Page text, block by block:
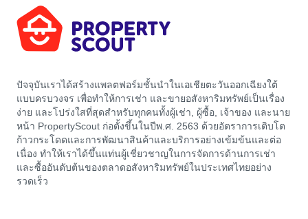
ปัจจุบันเราได้สร้างแพลตฟอร์มชั้นนำในเอเชียตะวันออกเฉียงใต้
แบบครบวงจร เพื่อทำให้การเช่า และขายอสังหาริมทรัพย์เป็นเรื่อง
ง่าย และโปร่งใสที่สุดสำหรับทุกคนทั้งผู้เช่า, ผู้ซื้อ, เจ้าของ และนาย
หน้า PropertyScout ก่อตั้งขึ้นในปีพ.ศ. 2563 ด้วยอัตราการเติบโต
ก้าวกระโดดและการพัฒนาสินค้าและบริการอย่างเข้มข้นและต่อ
เนื่อง ทำให้เราได้ขึ้นแท่นผู้เชี่ยวชาญในการจัดการด้านการเช่า
และซื้ออันดับต้นของตลาดอสังหาริมทรัพย์ในประเทศไทยอย่าง
รวดเร็ว